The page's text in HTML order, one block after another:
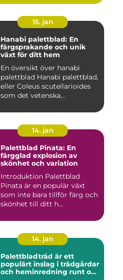
15. jan
Hanabi palettblad: En
färgsprakande och unik
växt för ditt hem
En översikt över hanabi
palettblad Hanabi palettblad,
eller Coleus scutellarioides
som det vetenska...
14. jan
Palettblad Pinata: En
färgglad explosion av
skönhet och variation
Introduktion Palettblad
Pinata är en populär växt
som inte bara tillför färg och
skönhet till ditt h...
14. jan
Palettbladträd är ett
populärt inslag i trädgårdar
och heminredning runt om